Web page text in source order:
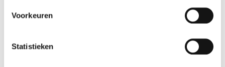
Voorkeuren
Statistieken
Vragen?